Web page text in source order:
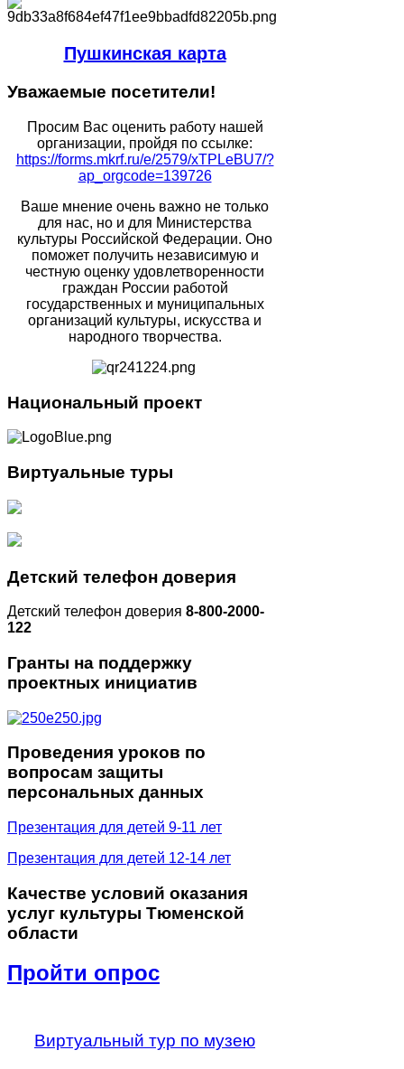
Пушкинская карта
Уважаемые посетители!
Просим Вас оценить работу нашей
организации, пройдя по ссылке:
https://forms.mkrf.ru/e/2579/xTPLeBU7/?
ap_orgcode=139726
Ваше мнение очень важно не только
для нас, но и для Министерства
культуры Российской Федерации. Оно
поможет получить независимую и
честную оценку удовлетворенности
граждан России работой
государственных и муниципальных
организаций культуры, искусства и
народного творчества.
Национальный проект
Виртуальные туры
Детский телефон доверия
Детский телефон доверия 8-800-2000-
122
Гранты на поддержку
проектных инициатив
Проведения уроков по
вопросам защиты
персональных данных
Презентация для детей 9-11 лет
Презентация для детей 12-14 лет
Качестве условий оказания
услуг культуры Тюменской
области
Пройти опрос
Виртуальный тур по музею